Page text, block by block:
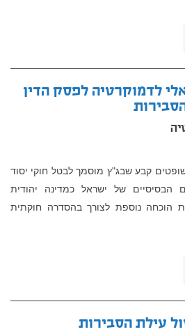
לדמוקרטיה לפסק הדין
של לפחות 12 מתוך 15 שופטים קבע שבג"ץ מוסמך לבטל חוקי יסוד
הבסיסיים של ישראל כמדינה יהודית
הוכחה נוספת לצורך בהסדרה חוקתית
עילת הסבירות